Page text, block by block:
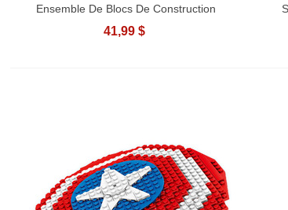
Ensemble De Blocs De Construction
41,99 $